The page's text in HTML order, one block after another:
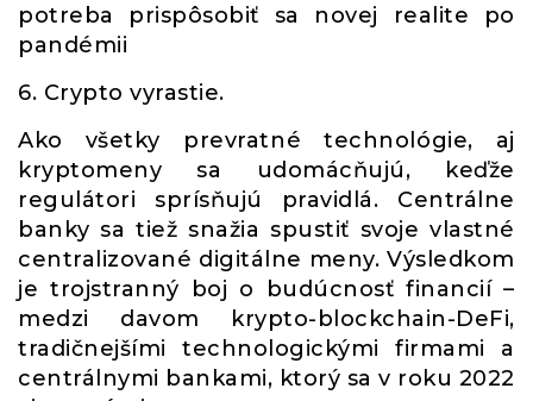
potreba prispôsobiť sa novej realite po
pandémii
6. Crypto vyrastie.
Ako všetky prevratné technológie, aj
kryptomeny sa udomácňujú, keďže
regulátori sprísňujú pravidlá. Centrálne
banky sa tiež snažia spustiť svoje vlastné
centralizované digitálne meny. Výsledkom
je trojstranný boj o budúcnosť financií –
medzi davom krypto-blockchain-DeFi,
tradičnejšími technologickými firmami a
centrálnymi bankami, ktorý sa v roku 2022